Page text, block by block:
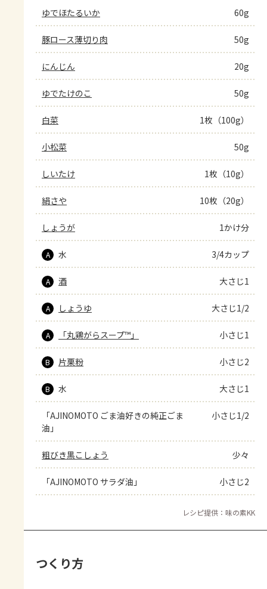
ゆでほたるいか 60g
豚ロース薄切り肉 50g
にんじん 20g
ゆでたけのこ 50g
白菜 1枚（100g）
小松菜 50g
しいたけ 1枚（10g）
絹さや 10枚（20g）
しょうが 1かけ分
A 水 3/4カップ
A 酒 大さじ1
A しょうゆ 大さじ1/2
A 「丸鶏がらスープ™」 小さじ1
B 片栗粉 小さじ2
B 水 大さじ1
「AJINOMOTO ごま油好きの純正ごま
油」
小さじ1/2
粗びき黒こしょう 少々
「AJINOMOTO サラダ油」 小さじ2
レシピ提供：味の素KK
つくり方